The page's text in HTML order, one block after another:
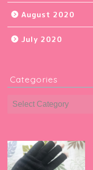
August 2020
July 2020
Categories